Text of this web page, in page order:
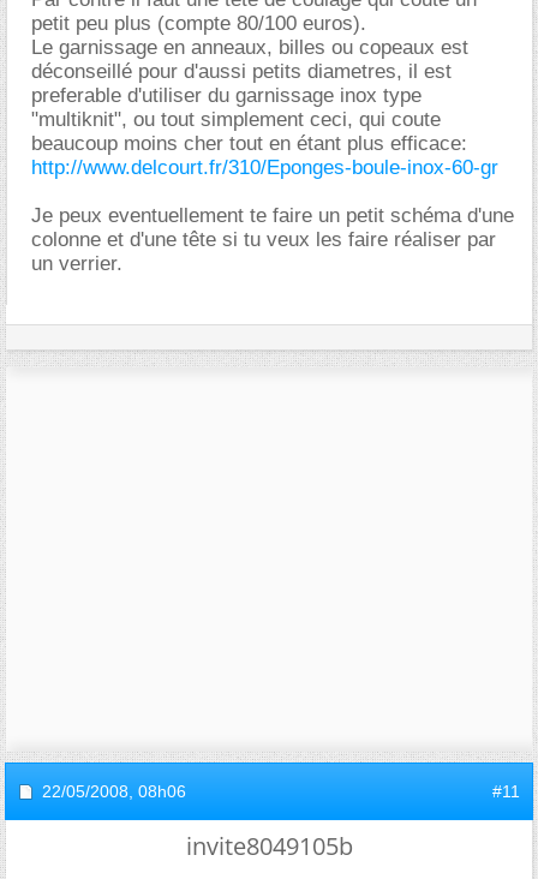
petit peu plus (compte 80/100 euros).
Le garnissage en anneaux, billes ou copeaux est
déconseillé pour d'aussi petits diametres, il est
preferable d'utiliser du garnissage inox type
"multiknit", ou tout simplement ceci, qui coute
beaucoup moins cher tout en étant plus efficace:
http://www.delcourt.fr/310/Eponges-boule-inox-60-gr
Je peux eventuellement te faire un petit schéma d'une
colonne et d'une tête si tu veux les faire réaliser par
un verrier.
22/05/2008, 08h06 #11
invite8049105b